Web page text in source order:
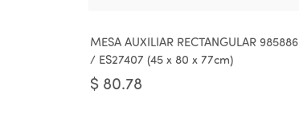
MESA AUXILIAR RECTANGULAR 985886
/ ES27407 (45 x 80 x 77cm)
$ 80.78